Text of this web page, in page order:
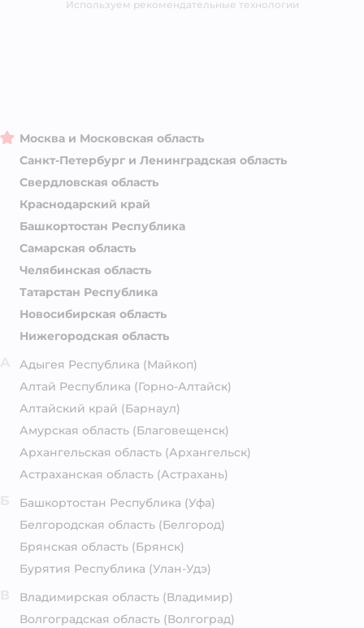
Используем рекомендательные технологии
Москва и Московская область
Санкт-Петербург и Ленинградская область
Свердловская область
Краснодарский край
Башкортостан Республика
Самарская область
Челябинская область
Татарстан Республика
Новосибирская область
Нижегородская область
Адыгея Республика (Майкоп)
Алтай Республика (Горно-Алтайск)
Алтайский край (Барнаул)
Амурская область (Благовещенск)
Архангельская область (Архангельск)
Астраханская область (Астрахань)
Башкортостан Республика (Уфа)
Белгородская область (Белгород)
Брянская область (Брянск)
Бурятия Республика (Улан-Удэ)
Владимирская область (Владимир)
Волгоградская область (Волгоград)